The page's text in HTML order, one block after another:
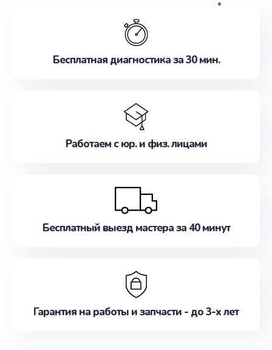
обслуживание, удовлетворяя их потребности
наилучшим образом. Не медлите записаться на
Бесплатная диагностика за 30 мин.
Работаем с юр. и физ. лицами
Бесплатный выезд мастера за 40 минут
Гарантия на работы и запчасти - до 3-х лет